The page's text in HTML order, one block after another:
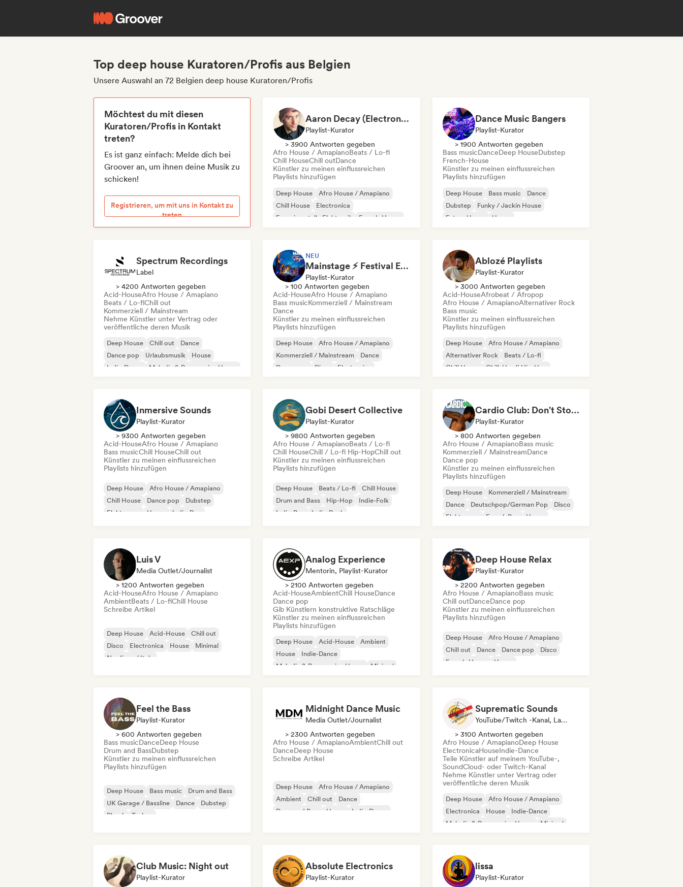
Top deep house Kuratoren/Profis aus Belgien
Unsere Auswahl an 72 Belgien deep house Kuratoren/Profis
Möchtest du mit diesen
Kuratoren/Profis in Kontakt
treten?
Es ist ganz einfach: Melde dich bei
Groover an, um ihnen deine Musik zu
schicken!
Registrieren, um mit uns in Kontakt zu
treten
Aaron Decay (Electronic Dream & Chill Electronic Dream playlists)
Playlist-Kurator
> 3900 Antworten gegeben
Afro House / AmapianoBeats / Lo-fi
Chill HouseChill outDance
Künstler zu meinen einflussreichen
Playlists hinzufügen
Deep House
Afro House / Amapiano
Chill House
Electronica
Experimentelle Elektronik
French-House
Dance Music Bangers
Playlist-Kurator
> 1900 Antworten gegeben
Bass musicDanceDeep HouseDubstep
French-House
Künstler zu meinen einflussreichen
Playlists hinzufügen
Deep House Bass music
Dance
Dubstep
Funky / Jackin House
Future House
House
Spectrum Recordings
Label
> 4200 Antworten gegeben
Acid-HouseAfro House / Amapiano
Beats / Lo-fiChill out
Kommerziell / Mainstream
Nehme Künstler unter Vertrag oder
veröffentliche deren Musik
Deep House Chill out
Dance
Dance pop
Urlaubsmusik
House
Indie-Dance
Melodic & Progressive House
NEU
Mainstage ⚡ Festival EDM, Big Room & House Anthems
Playlist-Kurator
> 100 Antworten gegeben
Acid-HouseAfro House / Amapiano
Bass musicKommerziell / Mainstream
Dance
Künstler zu meinen einflussreichen
Playlists hinzufügen
Deep House
Afro House / Amapiano
Kommerziell / Mainstream
Dance
Dance pop
Disco
Electronica
Ablozé Playlists
Playlist-Kurator
> 3000 Antworten gegeben
Acid-HouseAfrobeat / Afropop
Afro House / AmapianoAlternativer Rock
Bass music
Künstler zu meinen einflussreichen
Playlists hinzufügen
Deep House
Afro House / Amapiano
Alternativer Rock
Beats / Lo-fi
Chill House
Chill / Lo-fi Hip-Hop
Inmersive Sounds
Playlist-Kurator
> 9300 Antworten gegeben
Acid-HouseAfro House / Amapiano
Bass musicChill HouseChill out
Künstler zu meinen einflussreichen
Playlists hinzufügen
Deep House
Afro House / Amapiano
Chill House
Dance pop
Dubstep
Elektropop
House Indie-Pop
Gobi Desert Collective
Playlist-Kurator
> 9800 Antworten gegeben
Afro House / AmapianoBeats / Lo-fi
Chill HouseChill / Lo-fi Hip-HopChill out
Künstler zu meinen einflussreichen
Playlists hinzufügen
Deep House Beats / Lo-fi
Chill House
Drum and Bass
Hip-Hop
Indie-Folk
Indie-Pop
Indie-Rock
Cardio Club: Don't Stop! 💦
Playlist-Kurator
> 800 Antworten gegeben
Afro House / AmapianoBass music
Kommerziell / MainstreamDance
Dance pop
Künstler zu meinen einflussreichen
Playlists hinzufügen
Deep House
Kommerziell / Mainstream
Dance
Deutschpop/German Pop
Disco
Elektropop
French Pop House
Luis V
Media Outlet/Journalist
> 1200 Antworten gegeben
Acid-HouseAfro House / Amapiano
AmbientBeats / Lo-fiChill House
Schreibe Artikel
Deep House Acid-House
Chill out
Disco
Electronica House
Minimal
Nu-disco / Italo
Analog Experience
Mentorin, Playlist-Kurator
> 2100 Antworten gegeben
Acid-HouseAmbientChill HouseDance
Dance pop
Gib Künstlern konstruktive Ratschläge
Künstler zu meinen einflussreichen
Playlists hinzufügen
Deep House Acid-House
Ambient
House
Indie-Dance
Melodic & Progressive House
Minimal
Deep House Relax
Playlist-Kurator
> 2200 Antworten gegeben
Afro House / AmapianoBass music
Chill outDanceDance pop
Künstler zu meinen einflussreichen
Playlists hinzufügen
Deep House
Afro House / Amapiano
Chill out
Dance Dance pop
Disco
French-House
House
Feel the Bass
Playlist-Kurator
> 600 Antworten gegeben
Bass musicDanceDeep House
Drum and BassDubstep
Künstler zu meinen einflussreichen
Playlists hinzufügen
Deep House Bass music
Drum and Bass
UK Garage / Bassline
Dance
Dubstep
Phonk
Techno
Midnight Dance Music
Media Outlet/Journalist
> 2300 Antworten gegeben
Afro House / AmapianoAmbientChill out
DanceDeep House
Schreibe Artikel
Deep House
Afro House / Amapiano
Ambient
Chill out
Dance
Drum and Bass
House Indie-Dance
Suprematic Sounds
YouTube/Twitch -Kanal, Label
> 3100 Antworten gegeben
Afro House / AmapianoDeep House
ElectronicaHouseIndie-Dance
Teile Künstler auf meinem YouTube-,
SoundCloud- oder Twitch-Kanal
Nehme Künstler unter Vertrag oder
veröffentliche deren Musik
Deep House
Afro House / Amapiano
Electronica
House
Indie-Dance
Melodic & Progressive House
Minimal
Club Music: Night out
Playlist-Kurator
Absolute Electronics
Playlist-Kurator
lissa
Playlist-Kurator